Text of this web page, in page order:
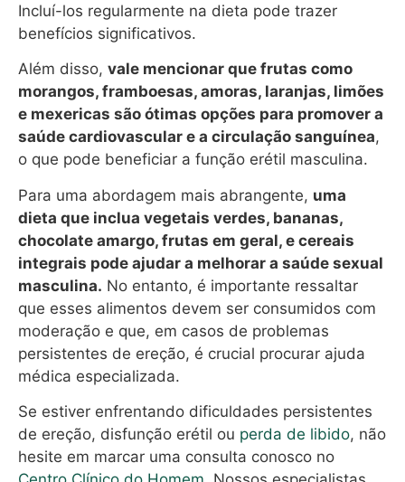
Incluí-los regularmente na dieta pode trazer
benefícios significativos.
Além disso, vale mencionar que frutas como
morangos, framboesas, amoras, laranjas, limões
e mexericas são ótimas opções para promover a
saúde cardiovascular e a circulação sanguínea,
o que pode beneficiar a função erétil masculina.
Para uma abordagem mais abrangente, uma
dieta que inclua vegetais verdes, bananas,
chocolate amargo, frutas em geral, e cereais
integrais pode ajudar a melhorar a saúde sexual
masculina. No entanto, é importante ressaltar
que esses alimentos devem ser consumidos com
moderação e que, em casos de problemas
persistentes de ereção, é crucial procurar ajuda
médica especializada.
Se estiver enfrentando dificuldades persistentes
de ereção, disfunção erétil ou perda de libido, não
hesite em marcar uma consulta conosco no